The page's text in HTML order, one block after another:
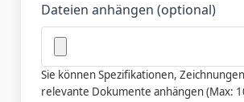
Dateien anhängen (optional)
Sie können Spezifikationen,
relevante Dokumente anhängen (Max: